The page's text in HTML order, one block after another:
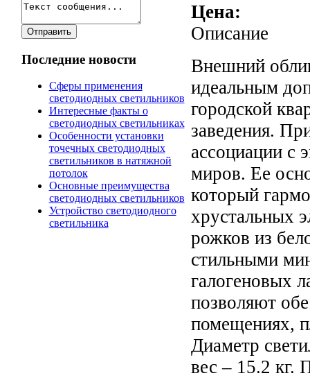
Последние новости
Сферы применения
светодиодных светильников
Интересные факты о
светодиодных светильниках
Особенности установки
точечных светодиодных
светильников в натяжной
потолок
Основные преимущества
светодиодных светильников
Устройство светодиодного
светильника
Цена:
Описание
Внешний
идеальным
городской
заведения.
ассоциации с
миров. Ее
который
хрустальных
рожков из
стильными
галогеновых
позволяют
помещениях,
Диаметр
вес – 15.2 кг.